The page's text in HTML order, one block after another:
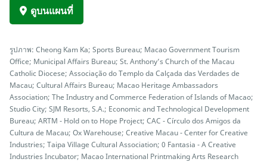
ดูบนแผนที่
รูปภาพ: Cheong Kam Ka; Sports Bureau; Macao Government Tourism
Office; Municipal Affairs Bureau; St. Anthony’s Church of the Macau
Catholic Diocese; Associação do Templo da Calçada das Verdades de
Macau; Cultural Affairs Bureau; Macao Heritage Ambassadors
Association; The Industry and Commerce Federation of Islands of Macao;
Studio City; SJM Resorts, S.A.; Economic and Technological Development
Bureau; ARTM - Hold on to Hope Project; CAC - Círculo dos Amigos da
Cultura de Macau; Ox Warehouse; Creative Macau - Center for Creative
Industries; Taipa Village Cultural Association; 0 Fantasia - A Creative
Industries Incubator; Macao International Printmaking Arts Research